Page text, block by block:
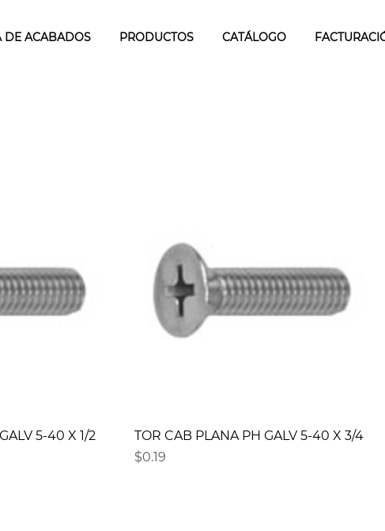
DE ACABADOS PRODUCTOS CATÁLOGO
5-40 X 1/2
TOR CAB PLANA PH GALV 5-40 X 3/4
Precio
$0.19